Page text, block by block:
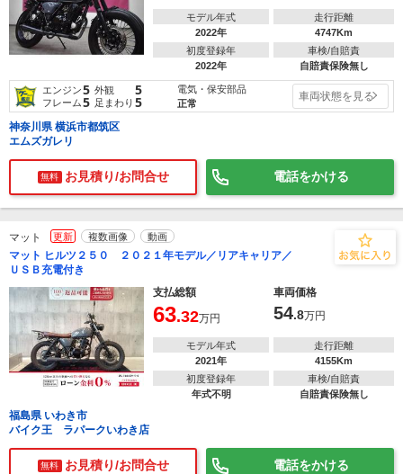
モデル年式
2022年
走行距離
4747Km
初度登録年
2022年
車検/自賠責
自賠責保険無し
エンジン5 外観 5
フレーム5 足まわり 5
電気・保安部品
正常
車両状態を見る
神奈川県 横浜市都筑区
エムズガレリ
無料 お見積り/お問合せ 電話をかける
マット 更新 複数画像 動画
マット ヒルツ２５０ ２０２１年モデル／リアキャリア／
ＵＳＢ充電付き
支払総額
車両価格
63.32万円 54.8万円
モデル年式
2021年
走行距離
4155Km
初度登録年
年式不明
車検/自賠責
自賠責保険無し
福島県 いわき市
バイク王 ラパークいわき店
無料 お見積り/お問合せ 電話をかける